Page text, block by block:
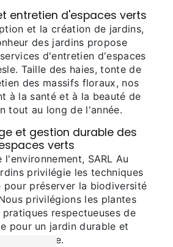
entretien d'espaces verts
et la création de jardins,
des jardins propose
d'entretien d'espaces
Taille des haies, tonte de
des massifs floraux, nos
à la santé et à la beauté de
tout au long de l'année.
et gestion durable des
verts
l'environnement, SARL Au
privilégie les techniques
pour préserver la biodiversité
privilégions les plantes
respectueuses de
pour un jardin durable et
écologique.